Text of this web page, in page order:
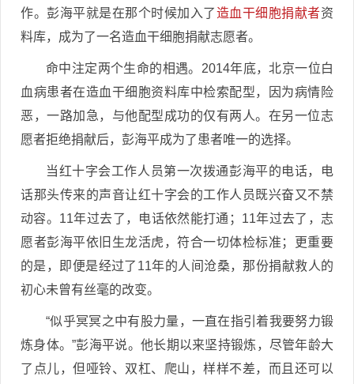
作。彭海平就是在那个时候加入了造血干细胞捐献者资
料库，成为了一名造血干细胞捐献志愿者。
命中注定两个生命的相遇。2014年底，北京一位白
血病患者在造血干细胞资料库中检索配型，因为病情险
恶，一路加急，与他配型成功的仅有两人。在另一位志
愿者拒绝捐献后，彭海平成为了患者唯一的选择。
当红十字会工作人员第一次拨通彭海平的电话，电
话那头传来的声音让红十字会的工作人员既兴奋又不禁
动容。11年过去了，电话依然能打通；11年过去了，志
愿者彭海平依旧生龙活虎，符合一切体检标准；更重要
的是，即便是经过了11年的人间沧桑，那份捐献救人的
初心未曾有丝毫的改变。
“似乎冥冥之中有股力量，一直在指引着我要努力锻
炼身体。”彭海平说。他长期以来坚持锻炼，尽管年龄大
了点儿，但哑铃、双杠、爬山，样样不差，而且还可以